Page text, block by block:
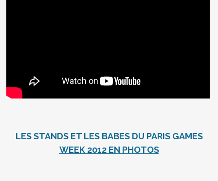
LES STANDS ET LES BABES DU PARIS GAMES
WEEK 2012 EN PHOTOS